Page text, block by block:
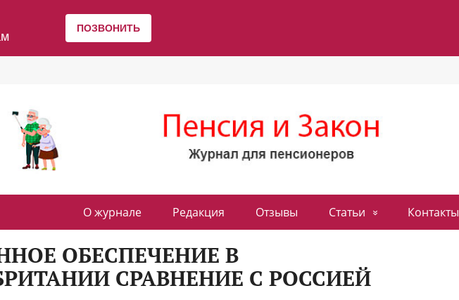
О журнале Редакция Отзывы Статьи Контакты
ОБЕСПЕЧЕНИЕ В
СРАВНЕНИЕ С РОССИЕЙ